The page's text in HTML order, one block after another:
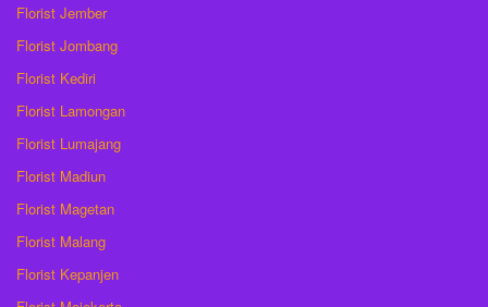
Florist Jember
Florist Jombang
Florist Kediri
Florist Lamongan
Florist Lumajang
Florist Madiun
Florist Magetan
Florist Malang
Florist Kepanjen